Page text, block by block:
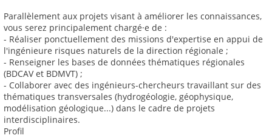
Parallèlement aux projets visant à améliorer les connaissances,
vous serez principalement chargé·e de :
- Réaliser ponctuellement des missions d'expertise en appui de
l'ingénieure risques naturels de la direction régionale ;
- Renseigner les bases de données thématiques régionales
(BDCAV et BDMVT) ;
- Collaborer avec des ingénieurs-chercheurs travaillant sur des
thématiques transversales (hydrogéologie, géophysique,
modélisation géologique...) dans le cadre de projets
interdisciplinaires.
Profil